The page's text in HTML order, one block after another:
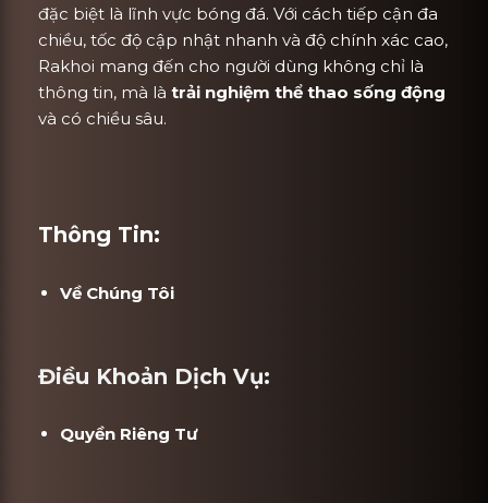
đặc biệt là lĩnh vực bóng đá. Với cách tiếp cận đa
chiều, tốc độ cập nhật nhanh và độ chính xác cao,
Rakhoi mang đến cho người dùng không chỉ là
thông tin, mà là trải nghiệm thể thao sống động
và có chiều sâu.
Thông Tin:
Về Chúng Tôi
Điều Khoản Dịch Vụ:
Quyền Riêng Tư